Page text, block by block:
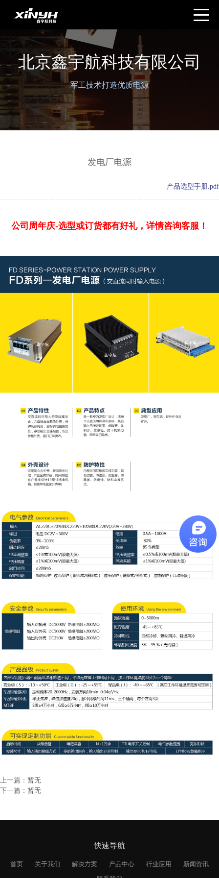
北京鑫宇航科技有限公司
军工技术打造优质电源
发电厂电源
产品选型手册.pdf
公司周年庆-选型或订货都有好礼，详情咨询客服！
上一篇：暂无
下一篇：暂无
快速导航
首页 关于我们 解决方案 产品中心 行业应用
新闻资讯